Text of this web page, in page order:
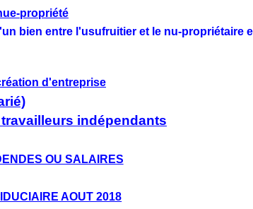
propriété
bien entre l'usufruitier et le nu-propriétaire
d'entreprise
indépendants
OU SALAIRES
AOUT 2018